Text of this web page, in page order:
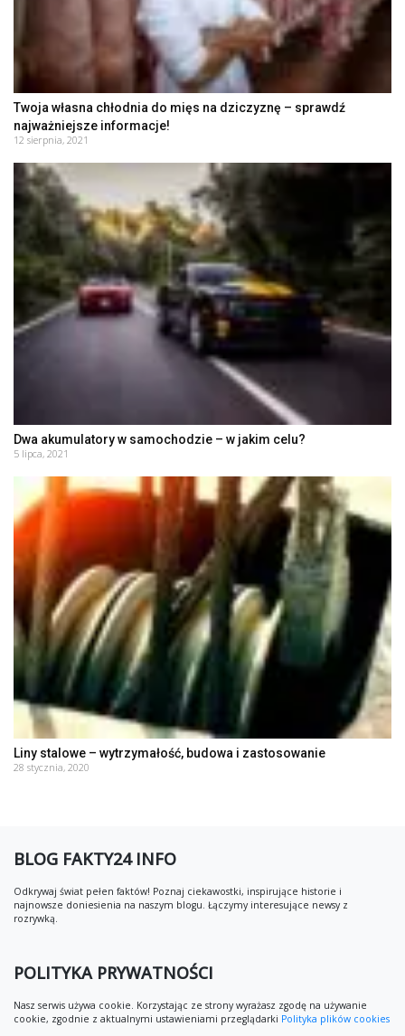
Twoja własna chłodnia do mięs na dziczyznę – sprawdź
najważniejsze informacje!
12 sierpnia, 2021
Dwa akumulatory w samochodzie – w jakim celu?
5 lipca, 2021
Liny stalowe – wytrzymałość, budowa i zastosowanie
28 stycznia, 2020
BLOG FAKTY24 INFO
Odkrywaj świat pełen faktów! Poznaj ciekawostki, inspirujące historie i
najnowsze doniesienia na naszym blogu. Łączymy interesujące newsy z
rozrywką.
POLITYKA PRYWATNOŚCI
Nasz serwis używa cookie. Korzystając ze strony wyrażasz zgodę na używanie
cookie, zgodnie z aktualnymi ustawieniami przeglądarki Polityka plików cookies